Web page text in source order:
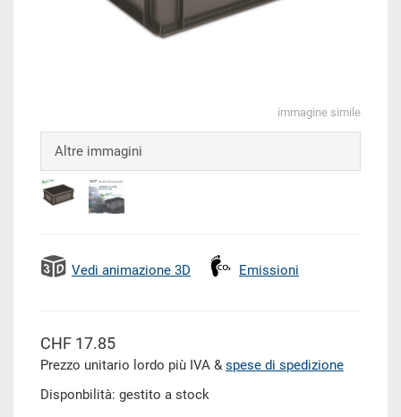
immagine simile
Altre immagini
Vedi animazione 3D Emissioni
CHF 17.85
Prezzo unitario lordo più IVA & spese di spedizione
Disponbilità: gestito a stock